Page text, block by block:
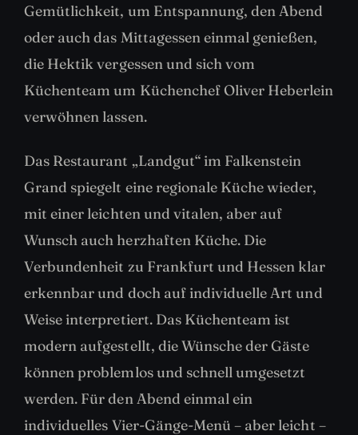
Gemütlichkeit, um Entspannung, den Abend
oder auch das Mittagessen einmal genießen,
die Hektik vergessen und sich vom
Küchenteam um Küchenchef Oliver Heberlein
verwöhnen lassen.
Das Restaurant „Landgut“ im Falkenstein
Grand spiegelt eine regionale Küche wieder,
mit einer leichten und vitalen, aber auf
Wunsch auch herzhaften Küche. Die
Verbundenheit zu Frankfurt und Hessen klar
erkennbar und doch auf individuelle Art und
Weise interpretiert. Das Küchenteam ist
modern aufgestellt, die Wünsche der Gäste
können problemlos und schnell umgesetzt
werden. Für den Abend einmal ein
individuelles Vier-Gänge-Menü – aber leicht –